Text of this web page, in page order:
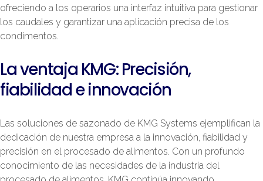
ofreciendo a los operarios una interfaz intuitiva para gestionar
los caudales y garantizar una aplicación precisa de los
condimentos.
La ventaja KMG: Precisión,
fiabilidad e innovación
Las soluciones de sazonado de KMG Systems ejemplifican la
dedicación de nuestra empresa a la innovación, fiabilidad y
precisión en el procesado de alimentos. Con un profundo
conocimiento de las necesidades de la industria del